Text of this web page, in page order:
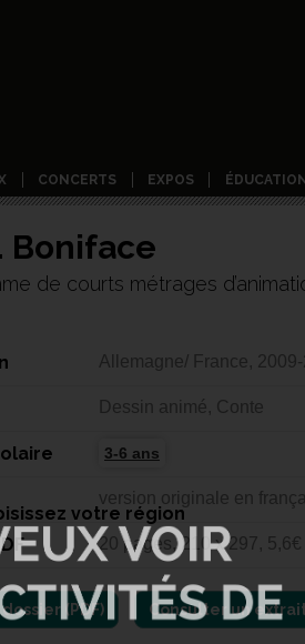
CONCERTS EXPOS ÉDUCATION
Boniface
de courts métrages
Allemagne/ France,
Dessin animé, Conte
3-6 ans
version originale en
20 pages, 210 x 297, 5,6€
Consulter un extrait
votre région